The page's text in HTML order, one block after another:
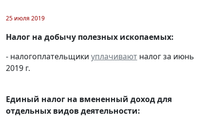
25 июля 2019
Налог на добычу полезных ископаемых:
- налогоплательщики уплачивают налог за июнь
2019 г.
Единый налог на вмененный доход для
отдельных видов деятельности: